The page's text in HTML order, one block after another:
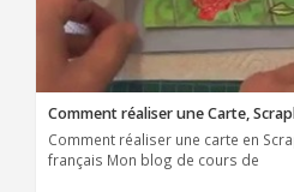
Comment réaliser une Carte,
Comment réaliser une carte en
français Mon blog de cours de